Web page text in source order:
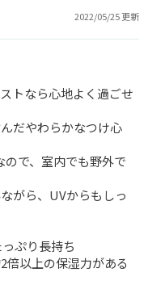
2022/05/25 更新
トなら心地よく過ごせ
だやわらかなつけ心
で、室内でも野外で
がら、UVからもしっ
ぷり長持ち
倍以上の保湿力がある